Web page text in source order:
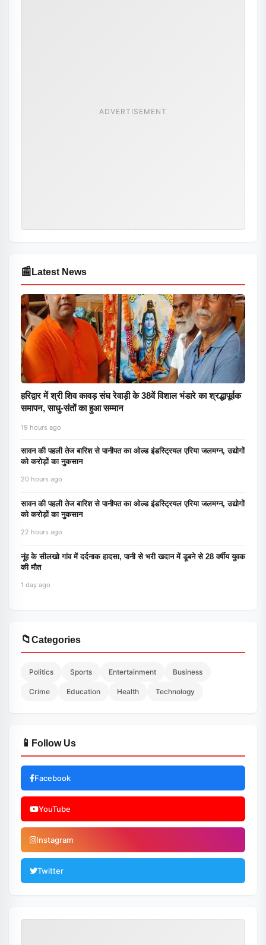
ADVERTISEMENT
📰 Latest News
हरिद्वार में श्री शिव कावड़ संघ रेवाड़ी के 38वें विशाल भंडारे का श्रद्धापूर्वक
समापन, साधु-संतों का हुआ सम्मान
19 hours ago
सावन की पहली तेज बारिश से पानीपत का ओल्ड इंडस्ट्रियल एरिया जलमग्न, उद्योगों
को करोड़ों का नुकसान
20 hours ago
सावन की पहली तेज बारिश से पानीपत का ओल्ड इंडस्ट्रियल एरिया जलमग्न, उद्योगों
को करोड़ों का नुकसान
22 hours ago
नूंह के सीलखो गांव में दर्दनाक हादसा, पानी से भरी खदान में डूबने से 28 वर्षीय युवक
की मौत
1 day ago
📁Categories
Politics Sports Entertainment Business
Crime Education Health Technology
📱 Follow Us
Facebook
YouTube
Instagram
Twitter